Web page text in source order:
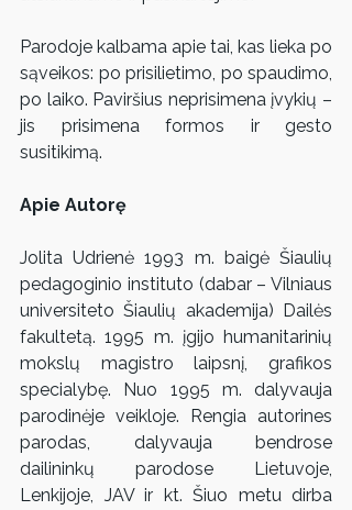
Parodoje kalbama apie tai, kas lieka po
sąveikos: po prisilietimo, po spaudimo,
po laiko. Paviršius neprisimena įvykių –
jis prisimena formos ir gesto
susitikimą.
Apie Autorę
Jolita Udrienė 1993 m. baigė Šiaulių
pedagoginio instituto (dabar – Vilniaus
universiteto Šiaulių akademija) Dailės
fakultetą. 1995 m. įgijo humanitarinių
mokslų magistro laipsnį, grafikos
specialybę. Nuo 1995 m. dalyvauja
parodinėje veikloje. Rengia autorines
parodas, dalyvauja bendrose
dailininkų parodose Lietuvoje,
Lenkijoje, JAV ir kt. Šiuo metu dirba